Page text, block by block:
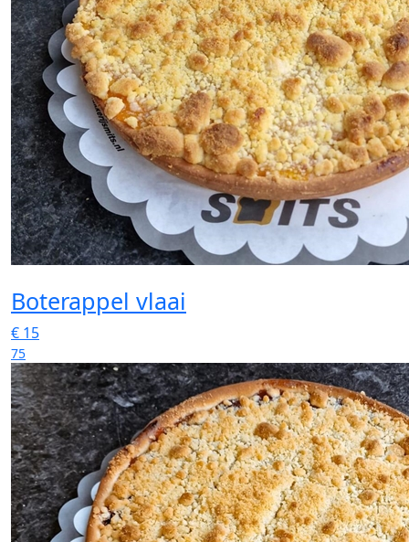
Boterappel vlaai
€ 15
75